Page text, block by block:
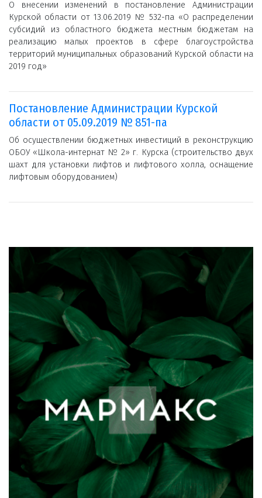
О внесении изменений в постановление Администрации
Курской области от 13.06.2019 № 532-па «О распределении
субсидий из областного бюджета местным бюджетам на
реализацию малых проектов в сфере благоустройства
территорий муниципальных образований Курской области на
2019 год»
Постановление Администрации Курской
области от 05.09.2019 № 851-па
Об осуществлении бюджетных инвестиций в реконструкцию
ОБОУ «Школа-интернат № 2» г. Курска (строительство двух
шахт для установки лифтов и лифтового холла, оснащение
лифтовым оборудованием)